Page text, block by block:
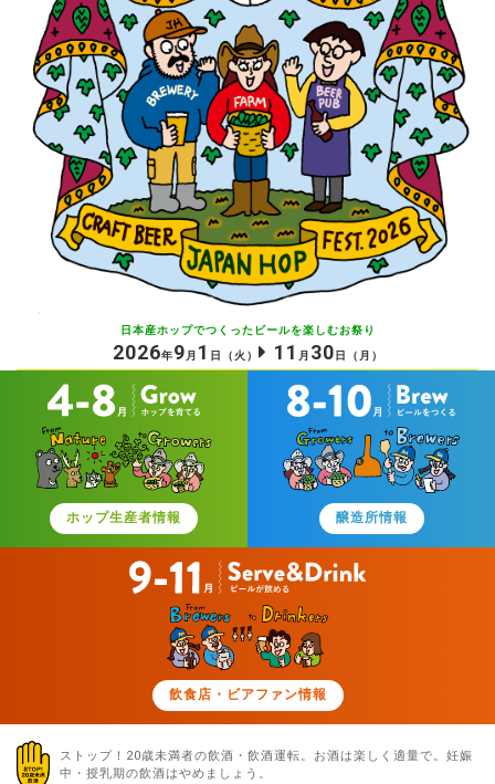
日本産ホップでつくったビールを楽しむお祭り
2026年9月 1 日 （火） 11 月 30 日 （月）
ホップ生産者情報 醸造所情報
飲食店・ビアファン情報
ストップ！20歳未満者の飲酒・飲酒運転。お酒は楽しく適量で。 妊娠
中・授乳期の飲酒はやめましょう。